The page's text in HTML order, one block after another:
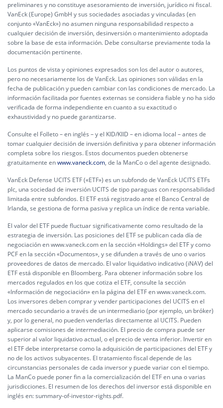
preliminares y no constituye asesoramiento de inversión, jurídico ni fiscal.
VanEck (Europe) GmbH y sus sociedades asociadas y vinculadas (en
conjunto «VanEck») no asumen ninguna responsabilidad respecto a
cualquier decisión de inversión, desinversión o mantenimiento adoptada
sobre la base de esta información. Debe consultarse previamente toda la
documentación pertinente.
Los puntos de vista y opiniones expresados son los del autor o autores,
pero no necesariamente los de VanEck. Las opiniones son válidas en la
fecha de publicación y pueden cambiar con las condiciones de mercado. La
información facilitada por fuentes externas se considera fiable y no ha sido
verificada de forma independiente en cuanto a su exactitud o
exhaustividad y no puede garantizarse.
Consulte el Folleto – en inglés – y el KID/KIID – en idioma local – antes de
tomar cualquier decisión de inversión definitiva y para obtener información
completa sobre los riesgos. Estos documentos pueden obtenerse
gratuitamente enwww.vaneck.com, de la ManCo o del agente designado.
VanEck Defense UCITS ETF («ETF») es un subfondo de VanEck UCITS ETFs
plc, una sociedad de inversión UCITS de tipo paraguas con responsabilidad
limitada entre subfondos. El ETF está registrado ante el Banco Central de
Irlanda, se gestiona de forma pasiva y replica un índice de renta variable.
El valor del ETF puede fluctuar significativamente como resultado de la
estrategia de inversión. Las posiciones del ETF se publican cada día de
negociación en www.vaneck.com en la sección «Holdings» del ETF y como
PCF en la sección «Documentos», y se difunden a través de uno o varios
proveedores de datos de mercado. El valor liquidativo indicativo (iNAV) del
ETF está disponible en Bloomberg. Para obtener información sobre los
mercados regulados en los que cotiza el ETF, consulte la sección
«Información de negociación» en la página del ETF en www.vaneck.com.
Los inversores deben comprar y vender participaciones del UCITS en el
mercado secundario a través de un intermediario (por ejemplo, un bróker)
y, por lo general, no pueden venderlas directamente al UCITS. Pueden
aplicarse comisiones de intermediación. El precio de compra puede ser
superior al valor liquidativo actual, o el precio de venta inferior. Invertir en
el ETF debe interpretarse como la adquisición de participaciones del ETF y
no de los activos subyacentes. El tratamiento fiscal depende de las
circunstancias personales de cada inversor y puede variar con el tiempo.
La ManCo puede poner fin a la comercialización del ETF en una o varias
jurisdicciones. El resumen de los derechos del inversor está disponible en
inglés en:summary-of-investor-rights.pdf.